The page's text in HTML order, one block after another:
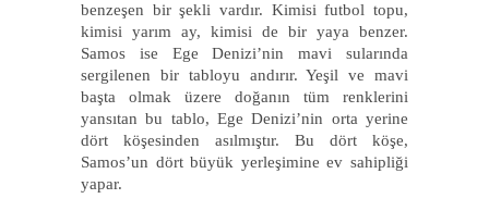
benzeşen bir şekli vardır. Kimisi futbol topu,
kimisi yarım ay, kimisi de bir yaya benzer.
Samos ise Ege Denizi’nin mavi sularında
sergilenen bir tabloyu andırır. Yeşil ve mavi
başta olmak üzere doğanın tüm renklerini
yansıtan bu tablo, Ege Denizi’nin orta yerine
dört köşesinden asılmıştır. Bu dört köşe,
Samos’un dört büyük yerleşimine ev sahipliği
yapar.